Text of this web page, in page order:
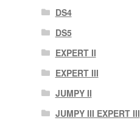
DS4
DS5
EXPERT II
EXPERT III
JUMPY II
JUMPY III EXPERT III